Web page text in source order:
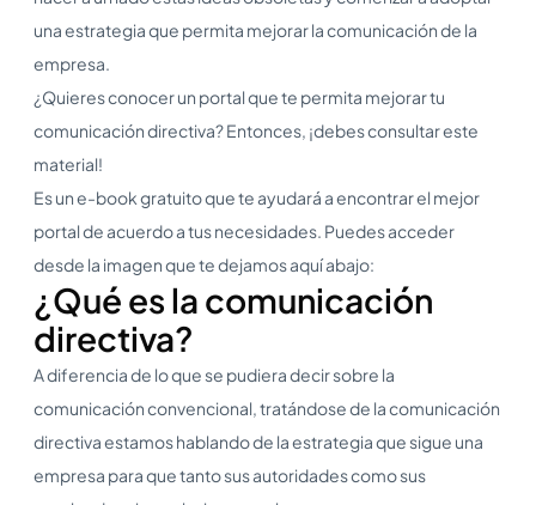
una estrategia que permita mejorar la comunicación de la
empresa.
¿Quieres conocer un portal que te permita mejorar tu
comunicación directiva? Entonces, ¡debes consultar este
material!
Es un e-book gratuito que te ayudará a encontrar el mejor
portal de acuerdo a tus necesidades. Puedes acceder
desde la imagen que te dejamos aquí abajo:
¿Qué es la comunicación
directiva?
A diferencia de lo que se pudiera decir sobre la
comunicación convencional, tratándose de la comunicación
directiva estamos hablando de la estrategia que sigue una
empresa para que tanto sus autoridades como sus